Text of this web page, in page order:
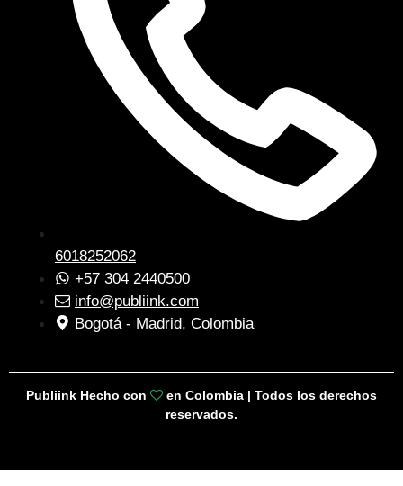
6018252062
+57 304 2440500
info@publiink.com
Bogotá - Madrid, Colombia
Publiink Hecho con
en Colombia | Todos los derechos
reservados.